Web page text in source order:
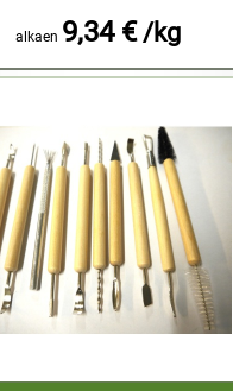
alkaen 9,34 € /kg